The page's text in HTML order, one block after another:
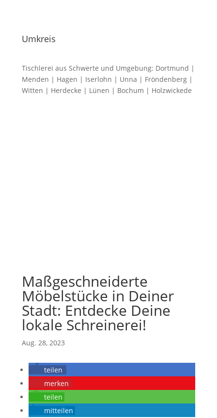
Umkreis
Tischlerei aus Schwerte und Umgebung: Dortmund |
Menden | Hagen | Iserlohn | Unna | Fröndenberg |
Witten | Herdecke | Lünen | Bochum | Holzwickede
Maßgeschneiderte
Möbelstücke in Deiner
Stadt: Entdecke Deine
lokale Schreinerei!
Aug. 28, 2023
teilen
merken
teilen
mitteilen